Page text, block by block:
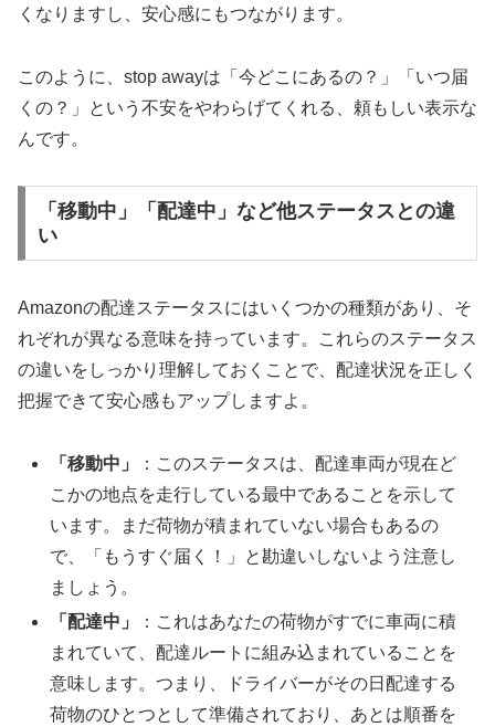
くなりますし、安心感にもつながります。
このように、stop awayは「今どこにあるの？」「いつ届
くの？」という不安をやわらげてくれる、頼もしい表示な
んです。
「移動中」「配達中」など他ステータスとの違
い
Amazonの配達ステータスにはいくつかの種類があり、そ
れぞれが異なる意味を持っています。これらのステータス
の違いをしっかり理解しておくことで、配達状況を正しく
把握できて安心感もアップしますよ。
「移動中」
：このステータスは、配達車両が現在ど
こかの地点を走行している最中であることを示して
います。まだ荷物が積まれていない場合もあるの
で、「もうすぐ届く！」と勘違いしないよう注意し
ましょう。
「配達中」
：これはあなたの荷物がすでに車両に積
まれていて、配達ルートに組み込まれていることを
意味します。つまり、ドライバーがその日配達する
荷物のひとつとして準備されており、あとは順番を